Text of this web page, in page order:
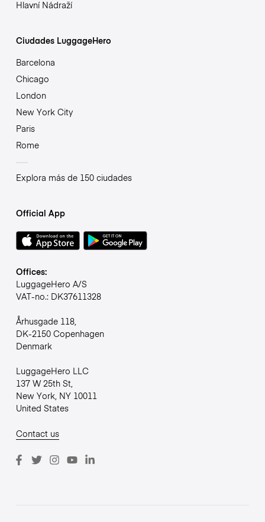
Hlavní Nádraží
Ciudades LuggageHero
Barcelona
Chicago
London
New York City
Paris
Rome
Explora más de 150 ciudades
Official App
Offices:
LuggageHero A/S
VAT-no.: DK37611328
Århusgade 118,
DK-2150 Copenhagen
Denmark
LuggageHero LLC
137 W 25th St,
New York, NY 10011
United States
Contact us